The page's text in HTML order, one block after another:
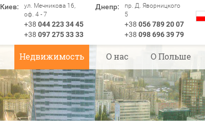
Киев:
ул. Мечникова 16,
оф. 4 - 7
+38 044 223 34 45
+38 097 275 33 33
Днепр:
пр. Д. Яворницкого
5
+38 056 789 20 07
+38 098 696 39 79
Недвижимость О нас О Польше